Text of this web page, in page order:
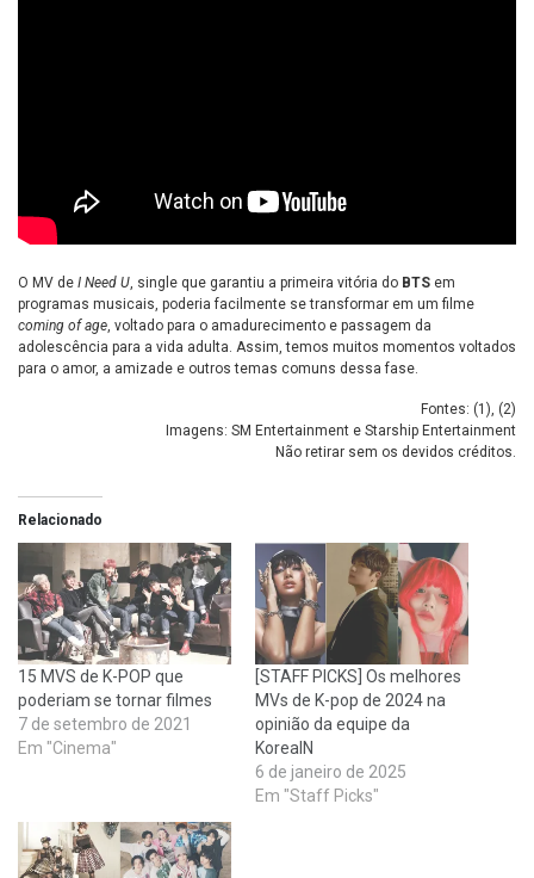
O MV de I Need U, single que garantiu a primeira vitória do BTS em
programas musicais, poderia facilmente se transformar em um filme
coming of age, voltado para o amadurecimento e passagem da
adolescência para a vida adulta. Assim, temos muitos momentos voltados
para o amor, a amizade e outros temas comuns dessa fase.
Fontes: (1 ), (2)
Imagens: SM Entertainment e Starship Entertainment
Não retirar sem os devidos créditos.
Relacionado
15 MVS de K-POP que
poderiam se tornar filmes
7 de setembro de 2021
Em "Cinema"
[STAFF PICKS] Os melhores
MVs de K-pop de 2024 na
opinião da equipe da
KoreaIN
6 de janeiro de 2025
Em "Staff Picks"